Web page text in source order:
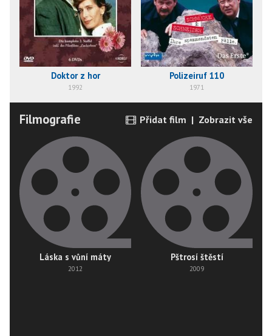
Doktor z hor
1992
Polizeiruf 110
1971
Filmografie Přidat film | Zobrazit vše
Láska s vůní máty
2012
Pštrosí štěstí
2009